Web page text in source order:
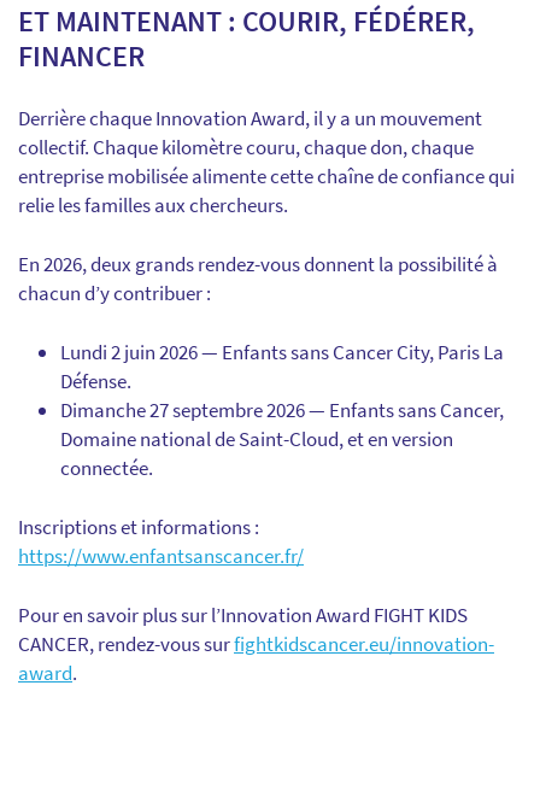
ET MAINTENANT : COURIR, FÉDÉRER,
FINANCER
Derrière chaque Innovation Award, il y a un mouvement
collectif. Chaque kilomètre couru, chaque don, chaque
entreprise mobilisée alimente cette chaîne de confiance qui
relie les familles aux chercheurs.
En 2026, deux grands rendez-vous donnent la possibilité à
chacun d’y contribuer :
Lundi 2 juin 2026 — Enfants sans Cancer City, Paris La
Défense.
Dimanche 27 septembre 2026 — Enfants sans Cancer,
Domaine national de Saint-Cloud, et en version
connectée.
Inscriptions et informations :
https://www.enfantsanscancer.fr/
Pour en savoir plus sur l’Innovation Award FIGHT KIDS
CANCER, rendez-vous surfightkidscancer.eu/innovation-
award.